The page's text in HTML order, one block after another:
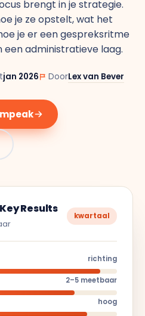
quickscan
brengt in je strategie.
je ze opstelt, wat het
je er een gespreksritme
administratieve laag.
jan 2026 DoorLex van Bever
Results
kwartaal
richting
2–5 meetbaar
hoog